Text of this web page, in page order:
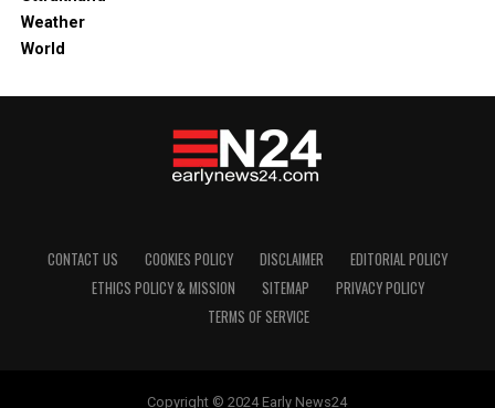
Weather
World
CONTACT US COOKIES POLICY DISCLAIMER
EDITORIAL POLICY
ETHICS POLICY & MISSION
SITEMAP
PRIVACY POLICY
TERMS OF SERVICE
Copyright © 2024 Early News24